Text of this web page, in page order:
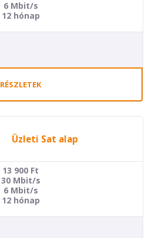
6 Mbit/s
12 hónap
RÉSZLETEK
Üzleti Sat alap
13 900 Ft
30 Mbit/s
6 Mbit/s
12 hónap